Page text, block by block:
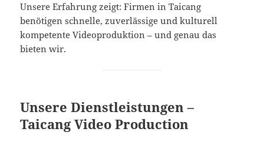
Unsere Erfahrung zeigt: Firmen in Taicang
benötigen schnelle, zuverlässige und kulturell
kompetente Videoproduktion – und genau das
bieten wir.
Unsere Dienstleistungen –
Taicang Video Production